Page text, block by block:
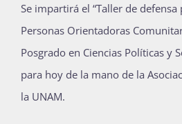
Se impartirá el “Taller de defensa
Personas Orientadoras
Posgrado en Ciencias Políticas y
para hoy de la mano de la
la UNAM.